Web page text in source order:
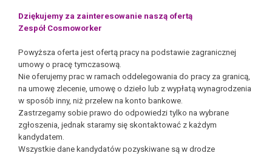
Dziękujemy za zainteresowanie naszą ofertą
Zespół Cosmoworker
Powyższa oferta jest ofertą pracy na podstawie zagranicznej
umowy o pracę tymczasową.
Nie oferujemy prac w ramach oddelegowania do pracy za granicą,
na umowę zlecenie, umowę o dzieło lub z wypłatą wynagrodzenia
w sposób inny, niż przelew na konto bankowe.
Zastrzegamy sobie prawo do odpowiedzi tylko na wybrane
zgłoszenia, jednak staramy się skontaktować z każdym
kandydatem.
Wszystkie dane kandydatów pozyskiwane są w drodze